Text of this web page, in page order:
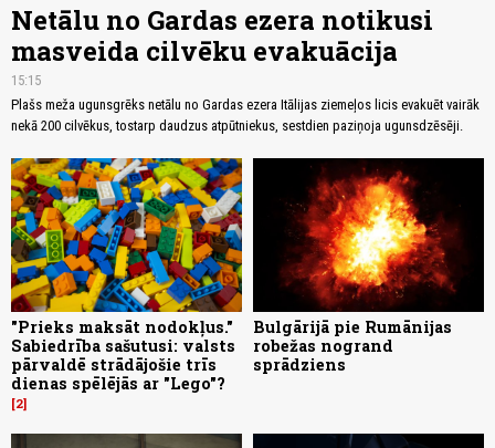
Netālu no Gardas ezera notikusi
masveida cilvēku evakuācija
15:15
Plašs meža ugunsgrēks netālu no Gardas ezera Itālijas ziemeļos licis evakuēt vairāk
nekā 200 cilvēkus, tostarp daudzus atpūtniekus, sestdien paziņoja ugunsdzēsēji.
"Prieks maksāt nodokļus."
Sabiedrība sašutusi: valsts
pārvaldē strādājošie trīs
dienas spēlējās ar "Lego"?
2
Bulgārijā pie Rumānijas
robežas nogrand
sprādziens